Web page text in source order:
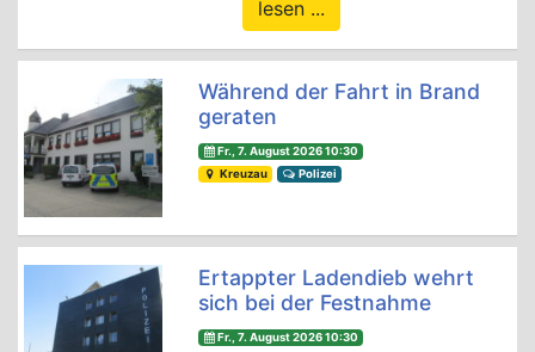
lesen ...
Während der Fahrt in Brand
geraten
Fr., 7. August 2026 10:30
Kreuzau
Polizei
Ertappter Ladendieb wehrt
sich bei der Festnahme
Fr., 7. August 2026 10:30